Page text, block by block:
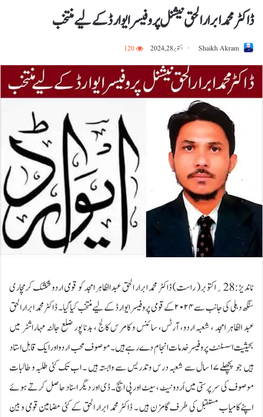
ڈاکٹر محمد ابرار الحق نیشنل پروفیسر ایوارڈ کے لیے منتخب
Shaikh Akram اکتوبر 28, 2024 120
ناندیڑ:28؍اکتوبر ( راست) ڈاکٹر محمد ابرار الحق عبدالظاہر امجد کو قومی اردو شکشک کرمچاری
سنگھ دہلی کی جانب سے ۲۰۲۴ کےقومی پروفیسر ایوارڈ کے لیے منتخب کیا گیا ۔ ڈاکٹر محمد ابرار الحق
عبد الظاہر امجد ، شعبہ اردو، آرٹس، سائنس و کامرس کالج ، بدنا پور ضلع جالنہ مہاراشٹر میں
بحیثیت اسسٹنٹ پروفیسر خدمات انجام دے رہےہیں ۔ موصوف محب اردو اور ایک قابل استاد
ہیں جو پچھلے ۱۷ سال سے شعبہ درس و تدریس سے وابستہ ہیں ۔ اب تک کئی طلبہ و طالبات
موصوف کی سر پرستی میں اُردو نیٹ ، سیٹ اور پی ایچ۔ ڈی اور دیگر اسناد حاصل کرتے ہوئے
اپنے کامیاب مستقبل کی طرف گامزن ہیں ۔ ڈاکٹر محمد ابرار الحق کے کئی مضامین قومی و بین